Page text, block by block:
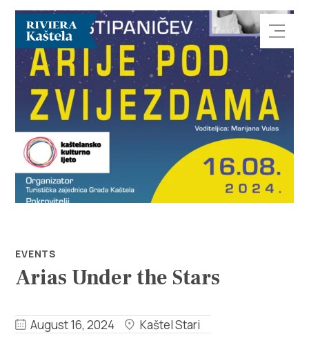
Explore
Destination
Info
Multimedia
EVENTS
Arias Under the Stars
August 16, 2024 Kaštel Stari